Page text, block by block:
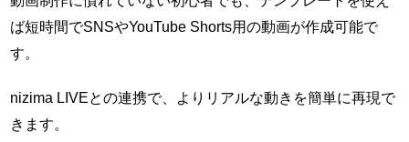
ば短時間でSNSやYouTube Shorts用の動画が作成可能で
す。
nizima LIVEとの連携で、よりリアルな動きを簡単に再現で
きます。